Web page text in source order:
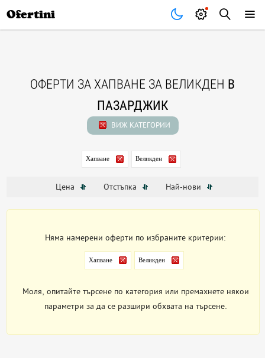
Ofertini
ОФЕРТИ ЗА ХАПВАНЕ ЗА ВЕЛИКДЕН В
ПАЗАРДЖИК
ВИЖ КАТЕГОРИИ
Хапване Великден
Цена Отстъпка Най-нови
Няма намерени оферти по избраните критерии:
Хапване Великден
Моля, опитайте търсене по категория или премахнете някои
параметри за да се разшири обхвата на търсене.